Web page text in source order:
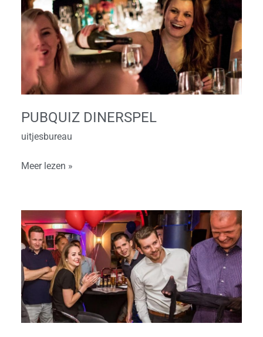
PUBQUIZ DINERSPEL
uitjesbureau
Dinerspel
Meer lezen »
Pubquiz
bedrijfsuitje